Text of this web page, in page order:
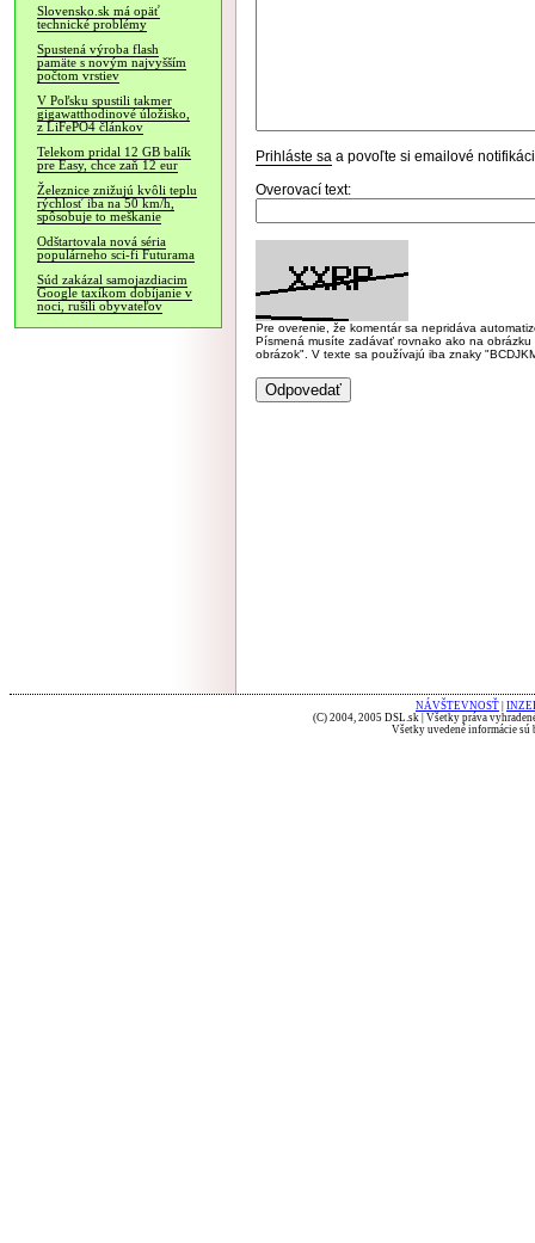
Slovensko.sk má opäť
technické problémy
Spustená výroba flash
pamäte s novým najvyšším
počtom vrstiev
V Poľsku spustili takmer
gigawatthodinové úložisko,
z LiFePO4 článkov
Telekom pridal 12 GB balík
pre Easy, chce zaň 12 eur
Železnice znižujú kvôli teplu
rýchlosť iba na 50 km/h,
spôsobuje to meškanie
Odštartovala nová séria
populárneho sci-fi Futurama
Súd zakázal samojazdiacim
Google taxíkom dobíjanie v
noci, rušili obyvateľov
Prihláste sa a povoľte si emailové
Overovací text:
Pre overenie, že komentár sa nepridáva
Písmená musíte zadávať rovnako ako na
obrázok". V texte sa používajú iba znaky
NÁVŠTEVNOSŤ
(C) 2004, 2005 DSL.sk | Všetky práva
Všetky uvedené informácie sú